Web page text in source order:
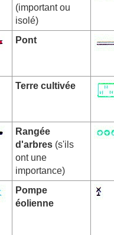
(important ou
isolé)
Pont
Terre cultivée
Rangée
d'arbres (s'ils
ont une
importance)
Pompe
éolienne